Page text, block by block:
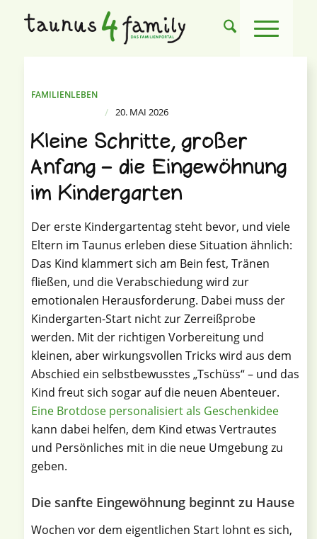
FAMILIENLEBEN
/ 20. MAI 2026
Kleine Schritte, großer
Anfang – die Eingewöhnung
im Kindergarten
Der erste Kindergartentag steht bevor, und viele
Eltern im Taunus erleben diese Situation ähnlich:
Das Kind klammert sich am Bein fest, Tränen
fließen, und die Verabschiedung wird zur
emotionalen Herausforderung. Dabei muss der
Kindergarten-Start nicht zur Zerreißprobe
werden. Mit der richtigen Vorbereitung und
kleinen, aber wirkungsvollen Tricks wird aus dem
Abschied ein selbstbewusstes „Tschüss“ – und das
Kind freut sich sogar auf die neuen Abenteuer.
Eine Brotdose personalisiert als Geschenkidee
kann dabei helfen, dem Kind etwas Vertrautes
und Persönliches mit in die neue Umgebung zu
geben.
Die sanfte Eingewöhnung beginnt zu Hause
Wochen vor dem eigentlichen Start lohnt es sich,